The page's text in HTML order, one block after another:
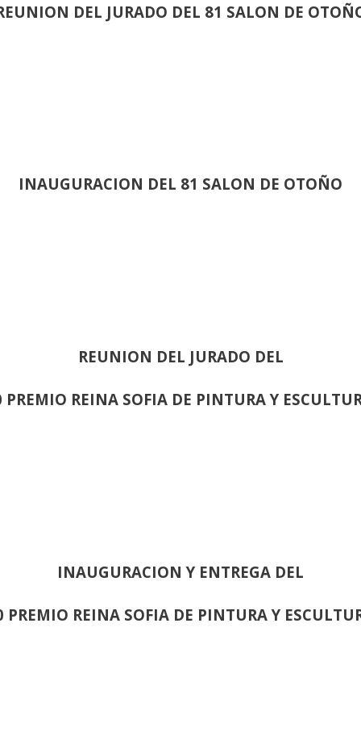
DEL JURADO DEL 81 SALON DE
INAUGURACION DEL 81 SALON DE OTOÑO
REUNION DEL JURADO DEL
PREMIO REINA SOFIA DE PINTURA Y
INAUGURACION Y ENTREGA DEL
PREMIO REINA SOFIA DE PINTURA Y